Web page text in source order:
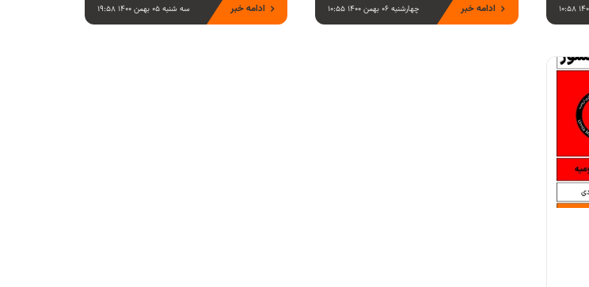
چهارشنبه 06 بهمن 1400 10:55 ادامه خبر سه شنبه 05 بهمن 1400 19:58 ادامه خبر